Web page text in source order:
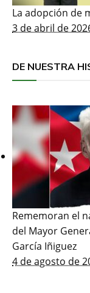
La adopción de
3 de abril de
DE NUESTRA
Rememoran el
del Mayor
García Iñiguez
4 de agosto de